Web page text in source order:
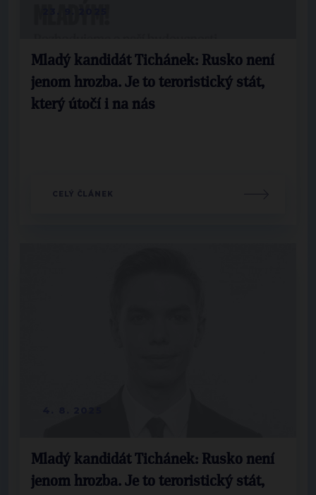
Mladý kandidát Tichánek: Rusko není
jenom hrozba. Je to teroristický stát,
který útočí i na nás
CELÝ ČLÁNEK
Mladý kandidát Tichánek: Rusko není
jenom hrozba. Je to teroristický stát,